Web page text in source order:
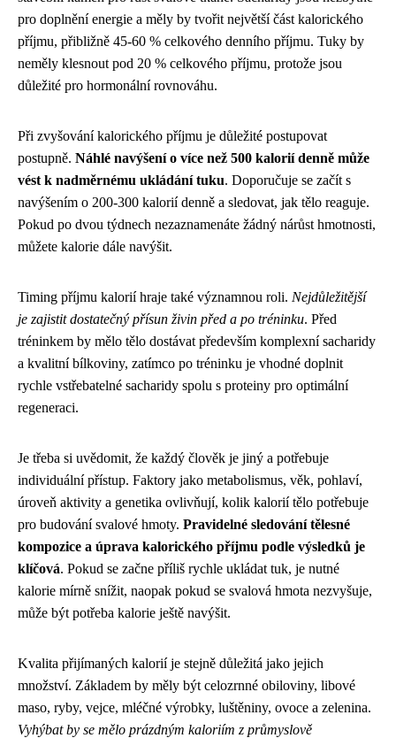
pro doplnění energie a měly by tvořit největší část kalorického
příjmu, přibližně 45-60 % celkového denního příjmu. Tuky by
neměly klesnout pod 20 % celkového příjmu, protože jsou
důležité pro hormonální rovnováhu.
Při zvyšování kalorického příjmu je důležité postupovat
postupně. Náhlé navýšení o více než 500 kalorií denně může
vést k nadměrnému ukládání tuku. Doporučuje se začít s
navýšením o 200-300 kalorií denně a sledovat, jak tělo reaguje.
Pokud po dvou týdnech nezaznamenáte žádný nárůst hmotnosti,
můžete kalorie dále navýšit.
Timing příjmu kalorií hraje také významnou roli. Nejdůležitější
je zajistit dostatečný přísun živin před a po tréninku. Před
tréninkem by mělo tělo dostávat především komplexní sacharidy
a kvalitní bílkoviny, zatímco po tréninku je vhodné doplnit
rychle vstřebatelné sacharidy spolu s proteiny pro optimální
regeneraci.
Je třeba si uvědomit, že každý člověk je jiný a potřebuje
individuální přístup. Faktory jako metabolismus, věk, pohlaví,
úroveň aktivity a genetika ovlivňují, kolik kalorií tělo potřebuje
pro budování svalové hmoty. Pravidelné sledování tělesné
kompozice a úprava kalorického příjmu podle výsledků je
klíčová. Pokud se začne příliš rychle ukládat tuk, je nutné
kalorie mírně snížit, naopak pokud se svalová hmota nezvyšuje,
může být potřeba kalorie ještě navýšit.
Kvalita přijímaných kalorií je stejně důležitá jako jejich
množství. Základem by měly být celozrnné obiloviny, libové
maso, ryby, vejce, mléčné výrobky, luštěniny, ovoce a zelenina.
Vyhýbat by se mělo prázdným kaloriím z průmyslově